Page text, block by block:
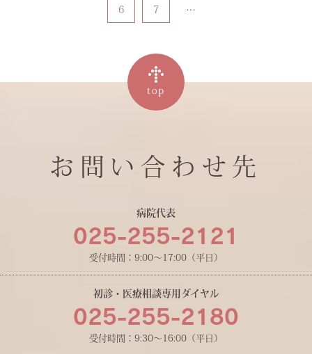
6 7 …
top
お問い合わせ先
病院代表
025-255-2121
受付時間：9:00〜17:00（平日）
初診・医療相談専用ダイヤル
025-255-2180
受付時間：9:30〜16:00（平日）